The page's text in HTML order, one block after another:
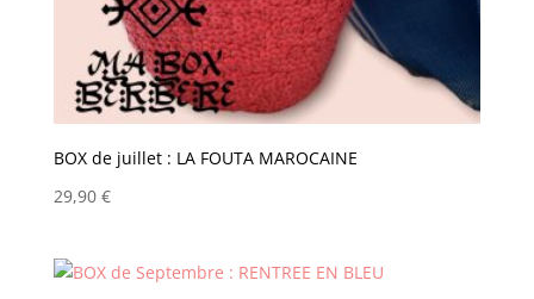
BOX de juillet : LA FOUTA MAROCAINE
29,90 €